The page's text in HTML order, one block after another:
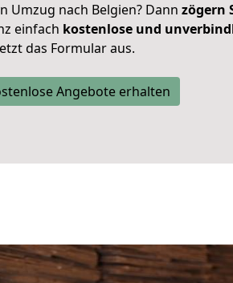
Umzug nach Belgien? Dann zögern
einfach kostenlose und
das Formular aus.
Angebote erhalten